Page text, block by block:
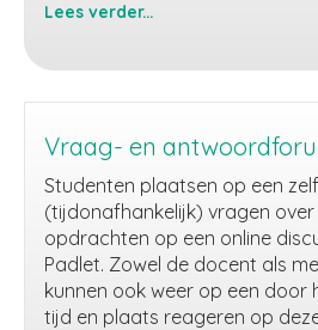
Lees verder...
Vraag- en
Studenten plaatsen op een
(tijdonafhankelijk) vragen
opdrachten op een online
Padlet. Zowel de docent als
kunnen ook weer op een door
tijd en plaats reageren op